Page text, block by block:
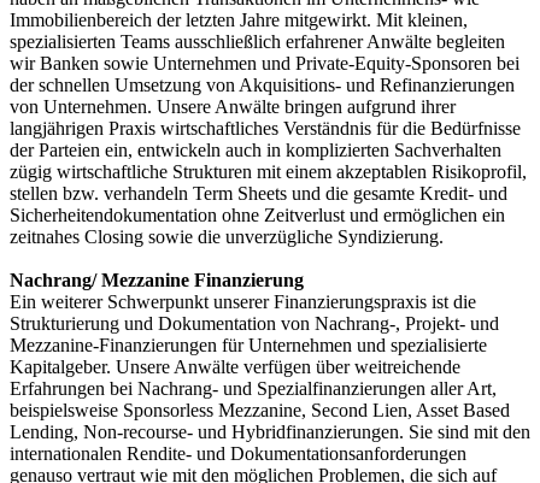
Immobilienbereich der letzten Jahre mitgewirkt. Mit kleinen,
spezialisierten Teams ausschließlich erfahrener Anwälte begleiten
wir Banken sowie Unternehmen und Private-Equity-Sponsoren bei
der schnellen Umsetzung von Akquisitions- und Refinanzierungen
von Unternehmen. Unsere Anwälte bringen aufgrund ihrer
langjährigen Praxis wirtschaftliches Verständnis für die Bedürfnisse
der Parteien ein, entwickeln auch in komplizierten Sachverhalten
zügig wirtschaftliche Strukturen mit einem akzeptablen Risikoprofil,
stellen bzw. verhandeln Term Sheets und die gesamte Kredit- und
Sicherheitendokumentation ohne Zeitverlust und ermöglichen ein
zeitnahes Closing sowie die unverzügliche Syndizierung.
Nachrang/ Mezzanine Finanzierung
Ein weiterer Schwerpunkt unserer Finanzierungspraxis ist die
Strukturierung und Dokumentation von Nachrang-, Projekt- und
Mezzanine-Finanzierungen für Unternehmen und spezialisierte
Kapitalgeber. Unsere Anwälte verfügen über weitreichende
Erfahrungen bei Nachrang- und Spezialfinanzierungen aller Art,
beispielsweise Sponsorless Mezzanine, Second Lien, Asset Based
Lending, Non-recourse- und Hybridfinanzierungen. Sie sind mit den
internationalen Rendite- und Dokumentationsanforderungen
genauso vertraut wie mit den möglichen Problemen, die sich auf